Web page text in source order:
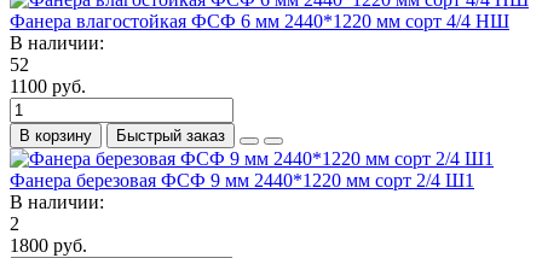
Фанера влагостойкая ФСФ 6 мм 2440*1220 мм сорт 4/4 НШ
В наличии:
52
1100 руб.
В корзину Быстрый заказ
Фанера березовая ФСФ 9 мм 2440*1220 мм сорт 2/4 Ш1
В наличии:
2
1800 руб.